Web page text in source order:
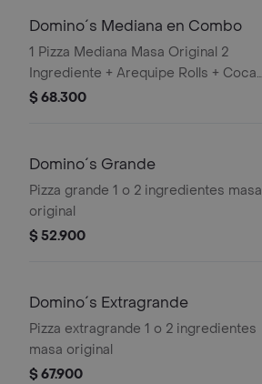
Domino´s Mediana en Combo
1 Pizza Mediana Masa Original 2
Ingrediente + Arequipe Rolls + Coca
Cola Zero 1.5lts.
$ 68.300
Domino´s Grande
Pizza grande 1 o 2 ingredientes masa
original
$ 52.900
Domino´s Extragrande
Pizza extragrande 1 o 2 ingredientes
masa original
$ 67.900